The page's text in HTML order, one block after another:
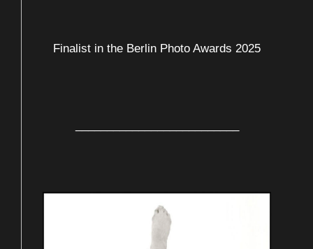
Finalist in the Berlin Photo Awards 2025